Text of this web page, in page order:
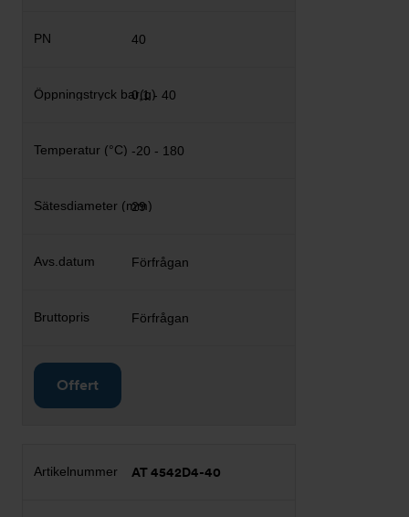
40
0,1 - 40
-20 - 180
29
Förfrågan
Förfrågan
Offert
AT 4542D4-40